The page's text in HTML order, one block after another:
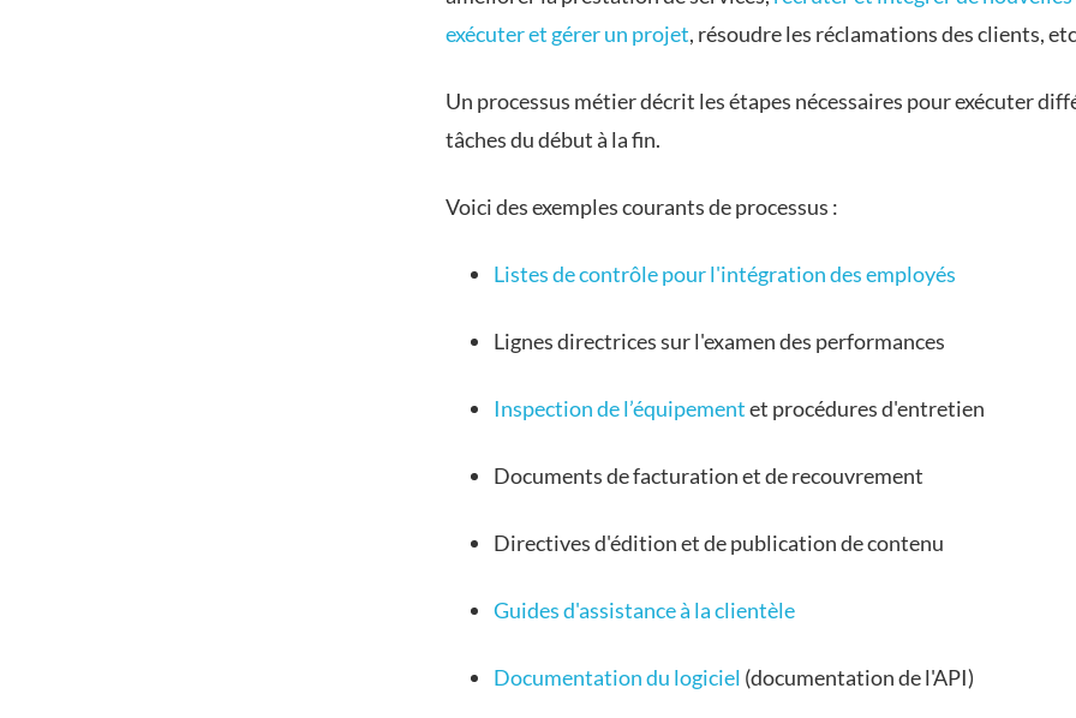
exécuter et gérer un projet, résoudre les réclamations des clients,
Un processus métier décrit les étapes nécessaires pour exécuter
tâches du début à la fin.
Voici des exemples courants de processus :
Listes de contrôle pour l'intégration des employés
Lignes directrices sur l'examen des performances
Inspection de l’équipementet procédures d'entretien
Documents de facturation et de recouvrement
Directives d'édition et de publication de contenu
Guides d'assistance à la clientèle
Documentation du logiciel (documentation de l'API)